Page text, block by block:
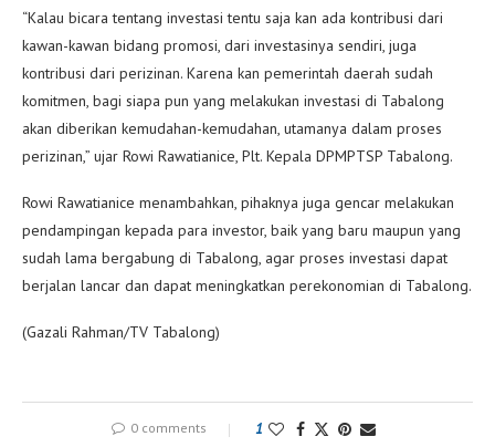
“Kalau bicara tentang investasi tentu saja kan ada kontribusi dari
kawan-kawan bidang promosi, dari investasinya sendiri, juga
kontribusi dari perizinan. Karena kan pemerintah daerah sudah
komitmen, bagi siapa pun yang melakukan investasi di Tabalong
akan diberikan kemudahan-kemudahan, utamanya dalam proses
perizinan,” ujar Rowi Rawatianice, Plt. Kepala DPMPTSP Tabalong.
Rowi Rawatianice menambahkan, pihaknya juga gencar melakukan
pendampingan kepada para investor, baik yang baru maupun yang
sudah lama bergabung di Tabalong, agar proses investasi dapat
berjalan lancar dan dapat meningkatkan perekonomian di Tabalong.
(Gazali Rahman/TV Tabalong)
0 comments 1